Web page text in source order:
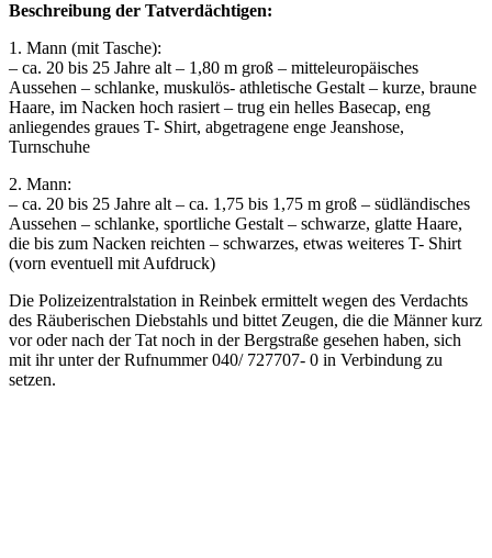
Beschreibung der Tatverdächtigen:
1. Mann (mit Tasche):
– ca. 20 bis 25 Jahre alt – 1,80 m groß – mitteleuropäisches
Aussehen – schlanke, muskulös- athletische Gestalt – kurze, braune
Haare, im Nacken hoch rasiert – trug ein helles Basecap, eng
anliegendes graues T- Shirt, abgetragene enge Jeanshose,
Turnschuhe
2. Mann:
– ca. 20 bis 25 Jahre alt – ca. 1,75 bis 1,75 m groß – südländisches
Aussehen – schlanke, sportliche Gestalt – schwarze, glatte Haare,
die bis zum Nacken reichten – schwarzes, etwas weiteres T- Shirt
(vorn eventuell mit Aufdruck)
Die Polizeizentralstation in Reinbek ermittelt wegen des Verdachts
des Räuberischen Diebstahls und bittet Zeugen, die die Männer kurz
vor oder nach der Tat noch in der Bergstraße gesehen haben, sich
mit ihr unter der Rufnummer 040/ 727707- 0 in Verbindung zu
setzen.